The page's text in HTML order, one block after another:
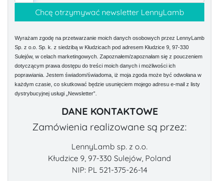
Wyrażam zgodę na przetwarzanie moich danych osobowych przez LennyLamb
Sp. z o.o. Sp. k. z siedzibą w Kłudzicach pod adresem Kłudzice 9, 97-330
Sulejów, w celach marketingowych. Zapoznałem/zapoznałam się z pouczeniem
dotyczącym prawa dostępu do treści moich danych i możliwości ich
poprawiania. Jestem świadom/świadoma, iż moja zgoda może być odwołana w
każdym czasie, co skutkować będzie usunięciem mojego adresu e-mail z listy
dystrybucyjnej usługi „Newsletter”.
DANE KONTAKTOWE
Zamówienia realizowane są przez:
LennyLamb sp. z o.o.
Kłudzice 9, 97-330 Sulejów, Poland
NIP: PL 521-375-26-14